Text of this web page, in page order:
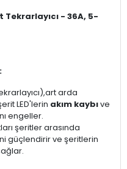
- 36A, 5-
arda
LED'lerin akım kaybıve
engeller.
şeritler arasında
güçlendirir ve şeritlerin